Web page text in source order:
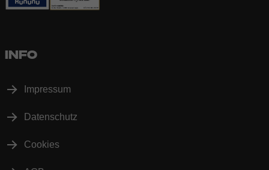
INFO
Impressum
Datenschutz
Cookies